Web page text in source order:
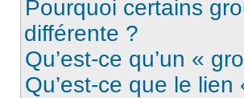
Pourquoi certains
différente ?
Qu’est-ce qu’un «
Qu’est-ce que le lien